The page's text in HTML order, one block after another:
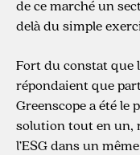
de ce marché un
delà du simple
Fort du constat que
répondaient que
Greenscope a été le
solution tout en un,
l’ESG dans un